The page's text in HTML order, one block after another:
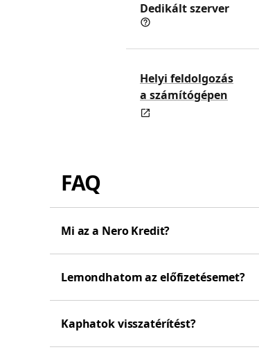
Dedikált szerver
Helyi feldolgozás
a számítógépen
FAQ
Mi az a Nero Kredit?
Lemondhatom az előfizetésemet?
Kaphatok visszatérítést?